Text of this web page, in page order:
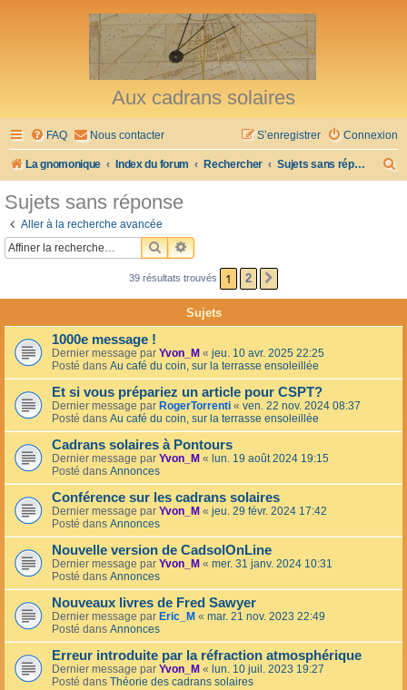
Aux cadrans solaires
FAQ Nous contacter Connexion
S’enregistrer
La gnomonique Index du forum Rechercher Sujets sans réponse
h
r
Sujets sans réponse
Aller à la recherche avancée
RECHERCHER
RECHERCHE AVANCÉE
39 résultats trouvés 1 2
Sujets
1000e message !
Dernier message par Yvon_M « jeu. 10 avr. 2025 22:25
Posté dans Au café du coin, sur la terrasse ensoleillée
Et si vous prépariez un article pour CSPT?
Dernier message par RogerTorrenti « ven. 22 nov. 2024 08:37
Posté dans Au café du coin, sur la terrasse ensoleillée
Cadrans solaires à Pontours
Dernier message par Yvon_M « lun. 19 août 2024 19:15
Posté dans Annonces
Conférence sur les cadrans solaires
Dernier message par Yvon_M « jeu. 29 févr. 2024 17:42
Posté dans Annonces
Nouvelle version de CadsolOnLine
Dernier message par Yvon_M « mer. 31 janv. 2024 10:31
Posté dans Annonces
Nouveaux livres de Fred Sawyer
Dernier message par Eric_M « mar. 21 nov. 2023 22:49
Posté dans Annonces
Erreur introduite par la réfraction atmosphérique
Dernier message par Yvon_M « lun. 10 juil. 2023 19:27
Posté dans Théorie des cadrans solaires